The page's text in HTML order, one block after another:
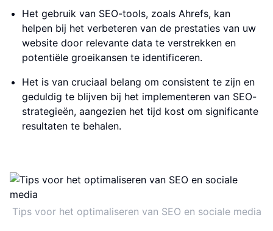
Het gebruik van SEO-tools, zoals Ahrefs, kan
helpen bij het verbeteren van de prestaties van uw
website door relevante data te verstrekken en
potentiële groeikansen te identificeren.
Het is van cruciaal belang om consistent te zijn en
geduldig te blijven bij het implementeren van SEO-
strategieën, aangezien het tijd kost om significante
resultaten te behalen.
Tips voor het optimaliseren van SEO en sociale media